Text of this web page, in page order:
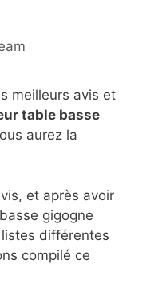
meilleurs avis et
table basse
aurez la
et après avoir
gigogne
différentes
compilé ce